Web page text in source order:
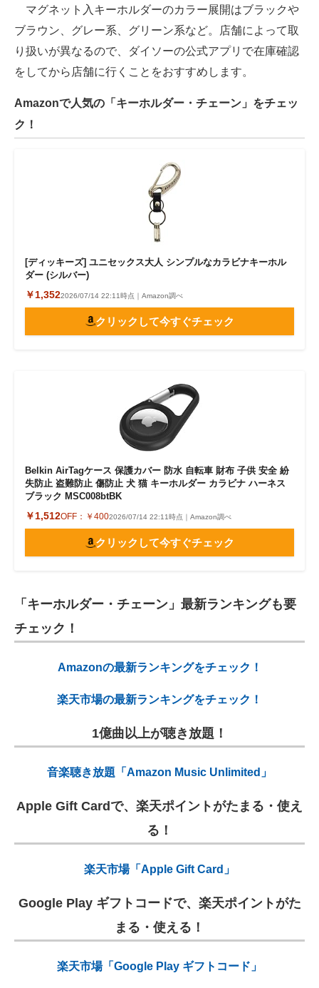
マグネット入キーホルダーのカラー展開はブラックや
ブラウン、グレー系、グリーン系など。店舗によって取
り扱いが異なるので、ダイソーの公式アプリで在庫確認
をしてから店舗に行くことをおすすめします。
Amazonで人気の「キーホルダー・チェーン」をチェッ
ク！
[ディッキーズ] ユニセックス大人 シンプルなカラビナキーホル
ダー (シルバー)
￥1,3522026/07/14 22:11時点｜Amazon調べ
クリックして今すぐチェック
Belkin AirTagケース 保護カバー 防水 自転車 財布 子供 安全 紛
失防止 盗難防止 傷防止 犬 猫 キーホルダー カラビナ ハーネス
ブラック MSC008btBK
￥1,512OFF： ￥4002026/07/14 22:11時点｜Amazon調べ
クリックして今すぐチェック
「キーホルダー・チェーン」最新ランキングも要
チェック！
Amazonの最新ランキングをチェック！
楽天市場の最新ランキングをチェック！
1億曲以上が聴き放題！
音楽聴き放題「Amazon Music Unlimited」
Apple Gift Cardで、楽天ポイントがたまる・使え
る！
楽天市場「Apple Gift Card」
Google Play ギフトコードで、楽天ポイントがた
まる・使える！
楽天市場「Google Play ギフトコード」